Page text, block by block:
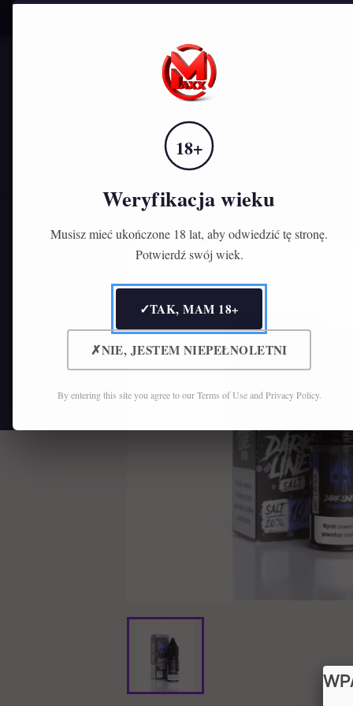
18+
Weryfikacja wieku
Musisz mieć ukończone 18 lat, aby odwiedzić tę stronę.
Potwierdź swój wiek.
✓TAK, MAM 18+
✗NIE, JESTEM NIEPEŁNOLETNI
By entering this site you agree to our Terms of Use and Privacy Policy.
STRONA